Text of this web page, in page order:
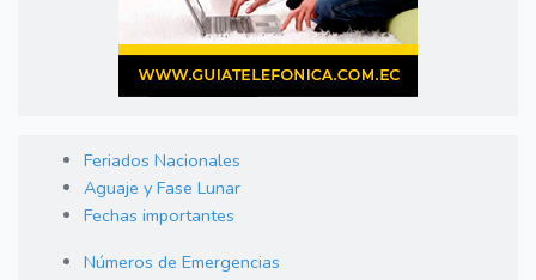
Feriados Nacionales
Aguaje y Fase Lunar
Fechas importantes
Números de Emergencias